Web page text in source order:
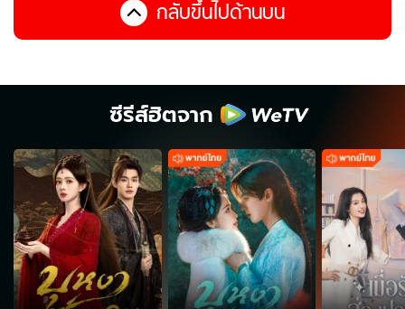
กลับขึ้นไปด้านบน
ซีรีส์ฮิตจาก